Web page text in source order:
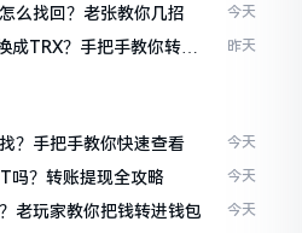
么找回？老张教你几招 今天
TRX？手把手教你转成
昨天
？手把手教你快速查看 今天
吗？转账提现全攻略 今天
老玩家教你把钱转进钱包 今天